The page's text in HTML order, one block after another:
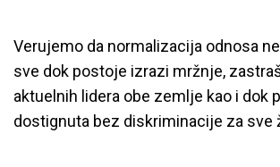
Verujemo da normalizacija odnosa
sve dok postoje izrazi mržnje,
aktuelnih lidera obe zemlje kao i dok
dostignuta bez diskriminacije za sve